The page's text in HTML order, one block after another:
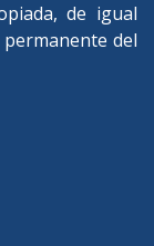
de igual
del